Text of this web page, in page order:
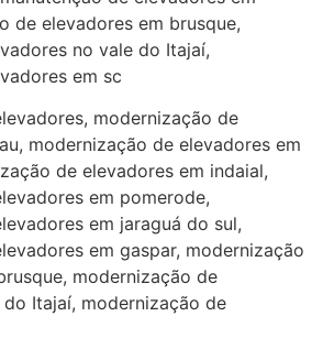
de elevadores em brusque,
no vale do Itajaí,
em sc
modernização de
modernização de elevadores em
de elevadores em indaial,
em pomerode,
em jaraguá do sul,
em gaspar, modernização
modernização de
Itajaí, modernização de